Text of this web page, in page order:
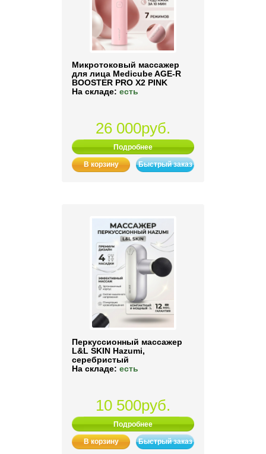
Микротоковый массажер
для лица Medicube AGE-R
BOOSTER PRO X2 PINK
На складе: есть
26 000руб.
Подробнее
В корзину Быстрый заказ
Перкуссионный массажер
L&L SKIN Hazumi,
серебристый
На складе: есть
10 500руб.
Подробнее
В корзину Быстрый заказ